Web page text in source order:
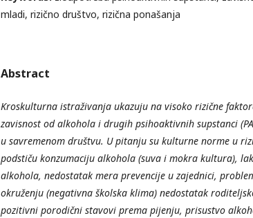
mladi, rizično društvo, rizična ponašanja
Abstract
Kroskulturna istraživanja ukazuju na visoko rizične
zavisnost od alkohola i drugih psihoaktivnih supstanci
u savremenom društvu. U pitanju su kulturne norme u
podstiču konzumaciju alkohola (suva i mokra kultura),
alkohola, nedostatak mera prevencije u zajednici,
okruženju (negativna školska klima) nedostatak
pozitivni porodični stavovi prema pijenju, prisustvo